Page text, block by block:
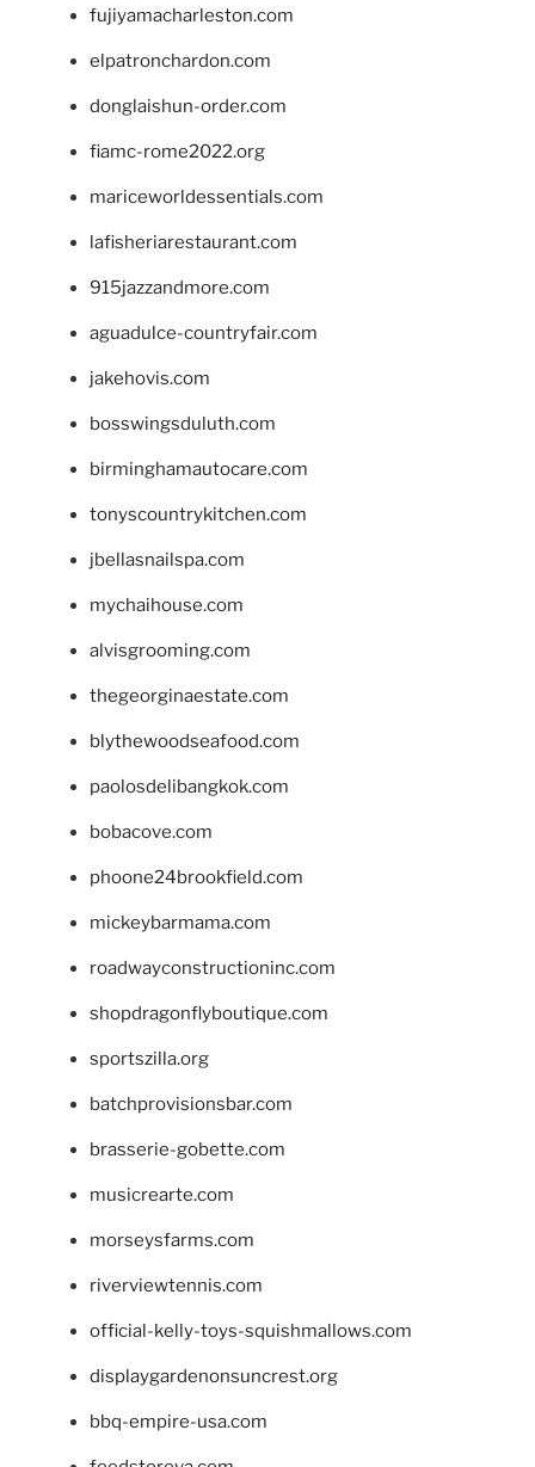
fujiyamacharleston.com
elpatronchardon.com
donglaishun-order.com
fiamc-rome2022.org
mariceworldessentials.com
lafisheriarestaurant.com
915jazzandmore.com
aguadulce-countryfair.com
jakehovis.com
bosswingsduluth.com
birminghamautocare.com
tonyscountrykitchen.com
jbellasnailspa.com
mychaihouse.com
alvisgrooming.com
thegeorginaestate.com
blythewoodseafood.com
paolosdelibangkok.com
bobacove.com
phoone24brookfield.com
mickeybarmama.com
roadwayconstructioninc.com
shopdragonflyboutique.com
sportszilla.org
batchprovisionsbar.com
brasserie-gobette.com
musicrearte.com
morseysfarms.com
riverviewtennis.com
official-kelly-toys-squishmallows.com
displaygardenonsuncrest.org
bbq-empire-usa.com